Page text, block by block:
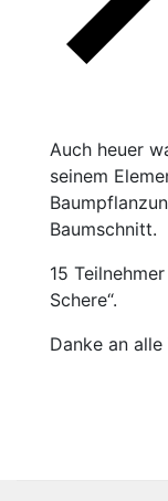
Auch heuer
seinem
Baumschnitt.
15
Schere“.
Danke an